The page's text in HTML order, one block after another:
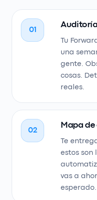
01
Tu
una
gente.
cosas.
reales.
02
Mapa
Te
estos son
vas a
esperado.